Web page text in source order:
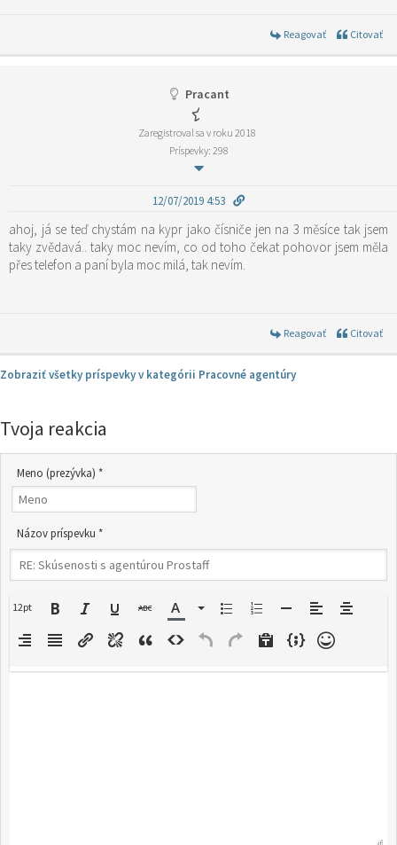
Reagovať Citovať
Pracant
Zaregistroval sa v roku 2018
Príspevky: 298
12/07/2019 4:53
ahoj, já se teď chystám na kypr jako čísniče jen na 3 měsíce tak jsem
taky zvědavá.. taky moc nevím, co od toho čekat pohovor jsem měla
přes telefon a paní byla moc milá, tak nevím.
Reagovať Citovať
Zobraziť všetky príspevky v kategórii Pracovné agentúry
Tvoja reakcia
Meno (prezývka) *
Názov príspevku *
12pt